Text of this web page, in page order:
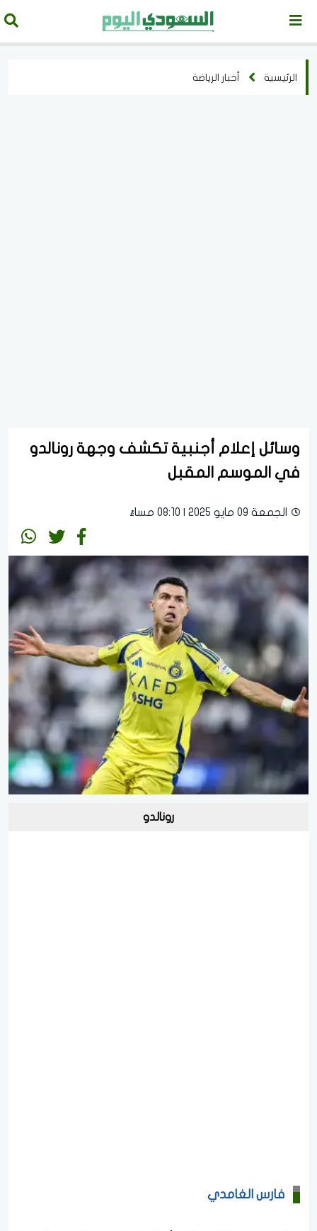
الرئيسية أخبار الرياضة
وسائل إعلام أجنبية تكشف وجهة رونالدو
في الموسم المقبل
الجمعة 09 مايو 2025 | 08:10 مساءً
رونالدو
فارس الغامدي